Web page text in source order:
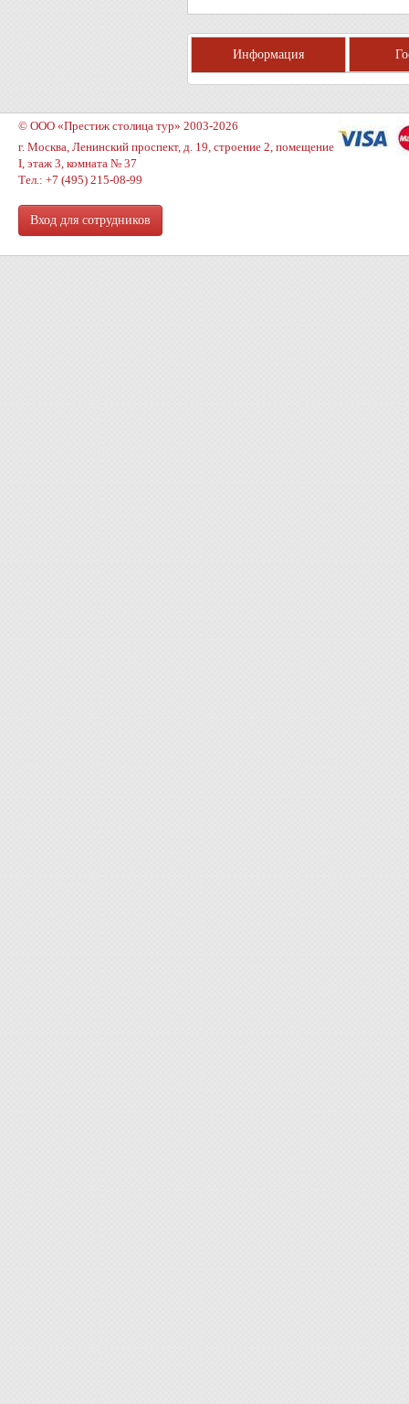
Информация
© ООО «Престиж столица тур» 2003-2026
г. Москва, Ленинский проспект, д. 19, строение 2, помещение
I, этаж 3, комната № 37
Тел.: +7 (495) 215-08-99
Вход для сотрудников